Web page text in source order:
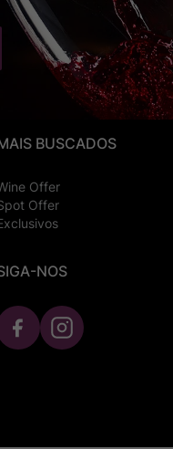
BUSCADOS
Offer
Offer
NOS